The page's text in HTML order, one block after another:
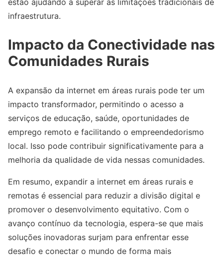
estão ajudando a superar as limitações tradicionais de
infraestrutura.
Impacto da Conectividade nas
Comunidades Rurais
A expansão da internet em áreas rurais pode ter um
impacto transformador, permitindo o acesso a
serviços de educação, saúde, oportunidades de
emprego remoto e facilitando o empreendedorismo
local. Isso pode contribuir significativamente para a
melhoria da qualidade de vida nessas comunidades.
Em resumo, expandir a internet em áreas rurais e
remotas é essencial para reduzir a divisão digital e
promover o desenvolvimento equitativo. Com o
avanço contínuo da tecnologia, espera-se que mais
soluções inovadoras surjam para enfrentar esse
desafio e conectar o mundo de forma mais